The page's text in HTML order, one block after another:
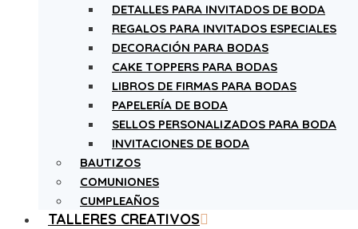
DETALLES PARA INVITADOS DE BODA
REGALOS PARA INVITADOS ESPECIALES
DECORACIÓN PARA BODAS
CAKE TOPPERS PARA BODAS
LIBROS DE FIRMAS PARA BODAS
PAPELERÍA DE BODA
SELLOS PERSONALIZADOS PARA BODA
INVITACIONES DE BODA
BAUTIZOS
COMUNIONES
CUMPLEAÑOS
TALLERES CREATIVOS